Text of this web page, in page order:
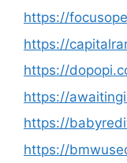
https://
https://
https://
https://
https://
https://